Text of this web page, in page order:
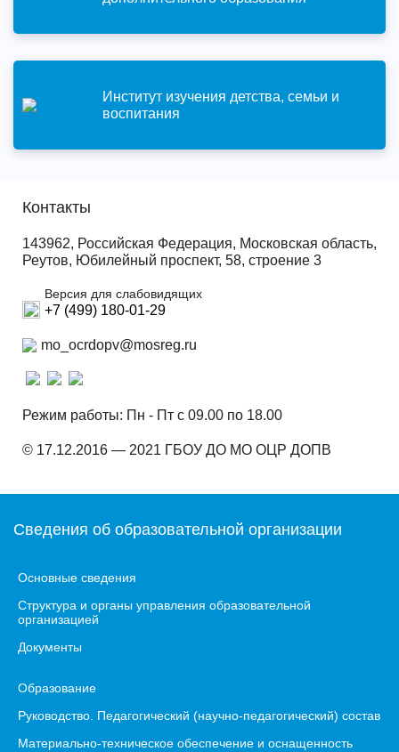
Институт изучения детства, семьи и
воспитания
Контакты
143962, Российская Федерация, Московская область,
Реутов, Юбилейный проспект, 58, строение 3
Версия для слабовидящих
+7 (499) 180-01-29
mo_ocrdopv@mosreg.ru
Режим работы: Пн - Пт с 09.00 по 18.00
© 17.12.2016 — 2021 ГБОУ ДО МО ОЦР ДОПВ
Сведения об образовательной организации
Основные сведения
Структура и органы управления образовательной
организацией
Документы
Образование
Руководство. Педагогический (научно-педагогический) состав
Материально-техническое обеспечение и оснащенность